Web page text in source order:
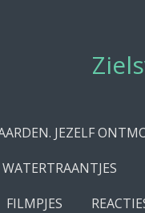
JEZELF
WATERTRAANTJES
FILMPJES